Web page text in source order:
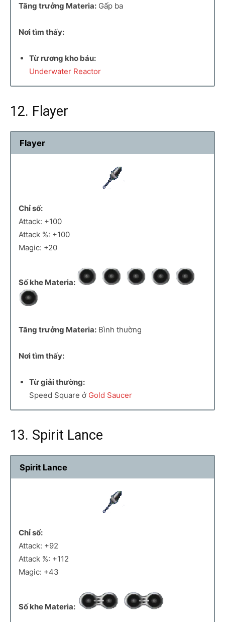
Tăng trưởng Materia: Gấp ba
Nơi tìm thấy:
Từ rương kho báu:
Underwater Reactor
12. Flayer
Flayer
Chỉ số:
Attack: +100
Attack %: +100
Magic: +20
Số khe Materia:
Tăng trưởng Materia: Bình thường
Nơi tìm thấy:
Từ giải thường:
Speed Square ở Gold Saucer
13. Spirit Lance
Spirit Lance
Chỉ số:
Attack: +92
Attack %: +112
Magic: +43
Số khe Materia: